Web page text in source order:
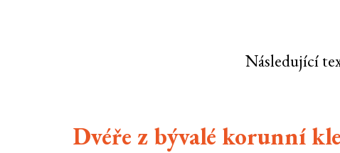
Následující
Dvéře z bývalé korunní